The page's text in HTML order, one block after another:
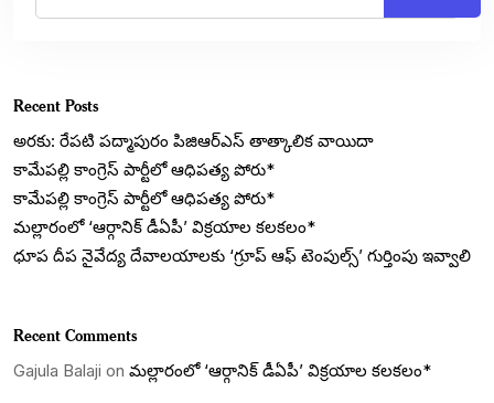
Recent Posts
అరకు: రేపటి పద్మాపురం పిజిఆర్ఎస్ తాత్కాలిక వాయిదా
కామేపల్లి కాంగ్రెస్ పార్టీలో ఆధిపత్య పోరు*
కామేపల్లి కాంగ్రెస్ పార్టీలో ఆధిపత్య పోరు*
మల్లారంలో ‘ఆర్గానిక్ డీఏపీ’ విక్రయాల కలకలం*
ధూప దీప నైవేద్య దేవాలయాలకు ‘గ్రూప్ ఆఫ్ టెంపుల్స్’ గుర్తింపు ఇవ్వాలి
Recent Comments
Gajula Balaji on మల్లారంలో ‘ఆర్గానిక్ డీఏపీ’ విక్రయాల కలకలం*